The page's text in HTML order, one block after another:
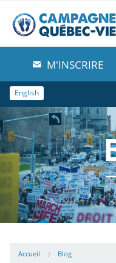
À propos de nous
Blog
Comprendre
Agir
Boutique
M'INSCRIRE
English
Accueil Blog